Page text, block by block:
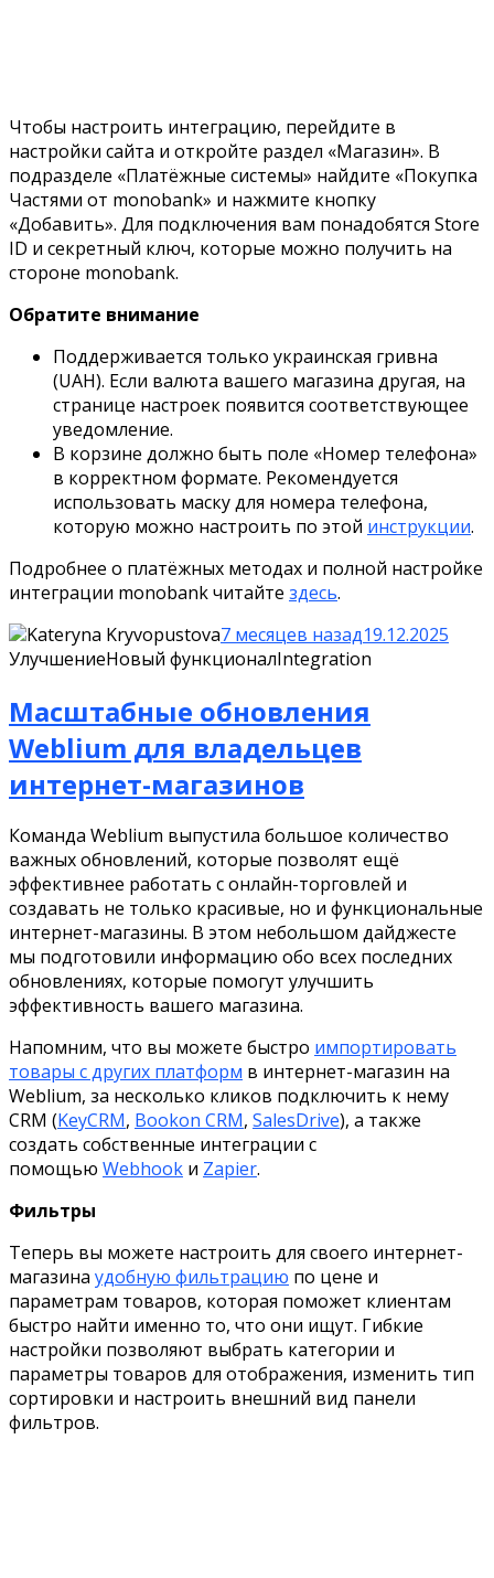
Чтобы настроить интеграцию, перейдите в
настройки сайта и откройте раздел «Магазин». В
подразделе «Платёжные системы» найдите «Покупка
Частями от monobank» и нажмите кнопку
«Добавить». Для подключения вам понадобятся Store
ID и секретный ключ, которые можно получить на
стороне monobank.
Обратите внимание
Поддерживается только украинская гривна
(UAH). Если валюта вашего магазина другая, на
странице настроек появится соответствующее
уведомление.
В корзине должно быть поле «Номер телефона»
в корректном формате. Рекомендуется
использовать маску для номера телефона,
которую можно настроить по этой инструкции.
Подробнее о платёжных методах и полной настройке
интеграции monobank читайте здесь.
Kateryna Kryvopustova7 месяцев назад19.12.2025
УлучшениеНовый функционалIntegration
Масштабные обновления
Weblium для владельцев
интернет-магазинов
Команда Weblium выпустила большое количество
важных обновлений, которые позволят ещё
эффективнее работать с онлайн-торговлей и
создавать не только красивые, но и функциональные
интернет-магазины. В этом небольшом дайджесте
мы подготовили информацию обо всех последних
обновлениях, которые помогут улучшить
эффективность вашего магазина.
Напомним, что вы можете быстро импортировать
товары с других платформ в интернет-магазин на
Weblium, за несколько кликов подключить к нему
CRM (KeyCRM, Bookon CRM, SalesDrive), а также
создать собственные интеграции с
помощью Webhook и Zapier.
Фильтры
Теперь вы можете настроить для своего интернет-
магазина удобную фильтрацию по цене и
параметрам товаров, которая поможет клиентам
быстро найти именно то, что они ищут. Гибкие
настройки позволяют выбрать категории и
параметры товаров для отображения, изменить тип
сортировки и настроить внешний вид панели
фильтров.